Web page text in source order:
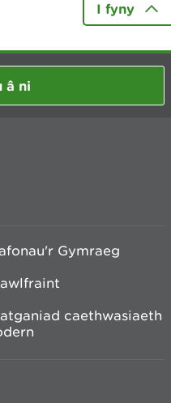
I fyny
â ni
Gymraeg
caethwasiaeth